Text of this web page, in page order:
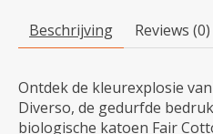
Beschrijving Reviews (0)
Ontdek de kleurexplosie
Diverso, de gedurfde
biologische katoen Fair